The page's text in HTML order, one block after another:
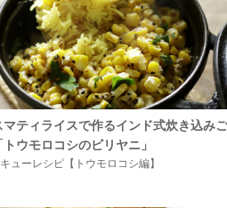
マティライスで作るインド式炊き込みご
ウモロコシのビリヤニ」
ューレシピ【トウモロコシ編】